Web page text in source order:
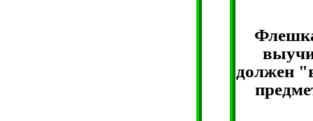
должен